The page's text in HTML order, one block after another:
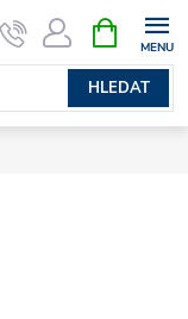
HLEDAT
NÁKUPNÍ
KOŠÍK